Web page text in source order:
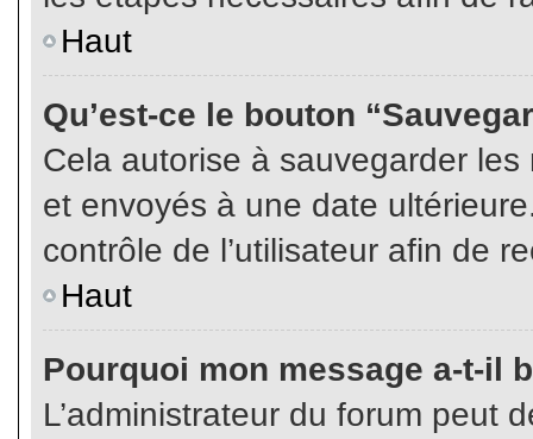
Haut
Qu’est-ce le bouton
Cela autorise à sauvegarder
et envoyés à une date
contrôle de l’utilisateur afin de
Haut
Pourquoi mon message a-t-il
L’administrateur du forum peut